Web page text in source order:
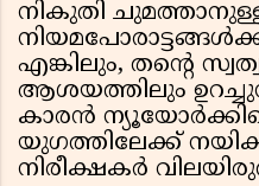
നികുതി
നിയമപോരാട്ടങ്ങൾക്ക്
എങ്കിലും, തന്റെ
ആശയത്തിലും
കാരൻ
യുഗത്തിലേക്ക്
നിരീക്ഷകർ